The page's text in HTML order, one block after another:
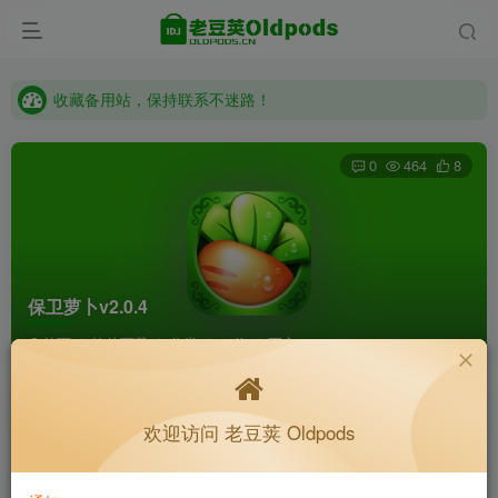
收藏备用站，保持联系不迷路！
收藏备用站，保持联系不迷路！
老豆荚 Oldpods版本：v10.3.0 泡芙
保卫萝卜v2.0.4
首页 软件下载 分类 32位 正文
0 464 8
4个月前更新欢迎访问 老豆荚 Oldpods